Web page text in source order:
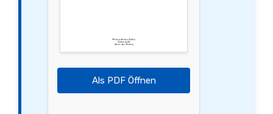
Mit freundlichen Grüßen,
[Unterschrift]
[Name des Mieters]
Als PDF Öffnen